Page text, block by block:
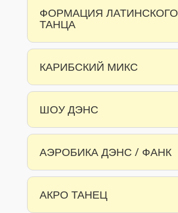
ФОРМАЦИЯ ЛАТИНСКОГО
ТАНЦА
КАРИБСКИЙ МИКС
ШОУ ДЭНС
АЭРОБИКА ДЭНС / ФАНК
АКРО ТАНЕЦ